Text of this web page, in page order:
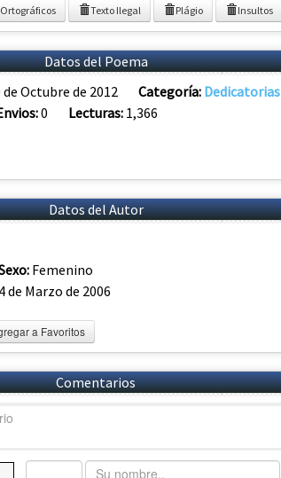
Texto Ilegal Plágio Insultos
Datos del Poema
de Octubre de 2012 Categoría: Dedicatorias
0 Lecturas: 1,366
Datos del Autor
Femenino
de Marzo de 2006
a Favoritos
Comentarios